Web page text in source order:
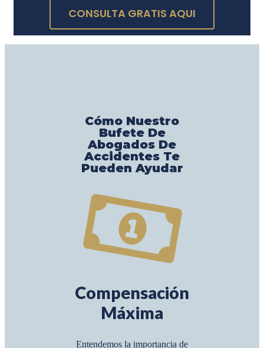
CONSULTA GRATIS AQUI
Cómo Nuestro
Bufete De
Abogados De
Accidentes Te
Pueden Ayudar
Compensación
Máxima
Entendemos la importancia de